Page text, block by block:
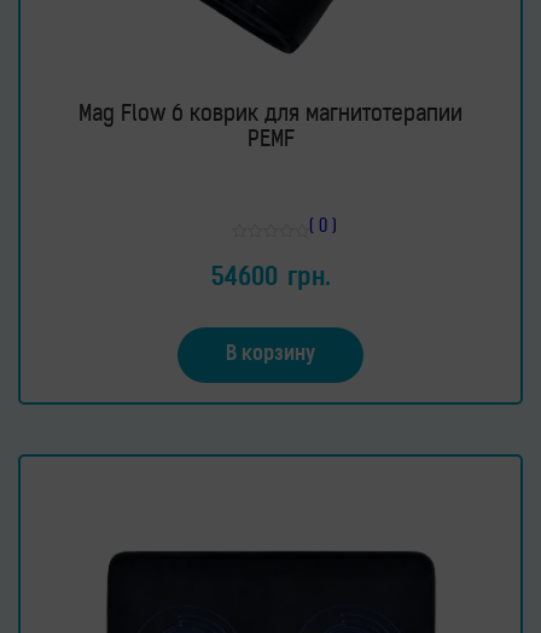
Mag Flow 6 коврик для магнитотерапии
PEMF
0
из
( 0 )
54600 грн.
В корзину